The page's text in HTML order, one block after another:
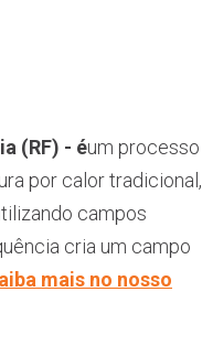
(RF) - éum processo
por calor tradicional,
campos
cria um campo
mais no nosso